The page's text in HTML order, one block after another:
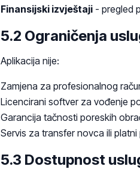
Finansijski izvještaji - pregled
5.2 Ograničenja
Aplikacija nije:
Zamjena za profesionalnog
Licencirani softver za vođenje
Garancija tačnosti poreskih
Servis za transfer novca ili
5.3 Dostupnost